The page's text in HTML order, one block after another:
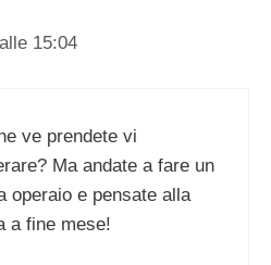
15:04
ve prendete vi
Ma andate a fare un
operaio e pensate alla
a fine mese!